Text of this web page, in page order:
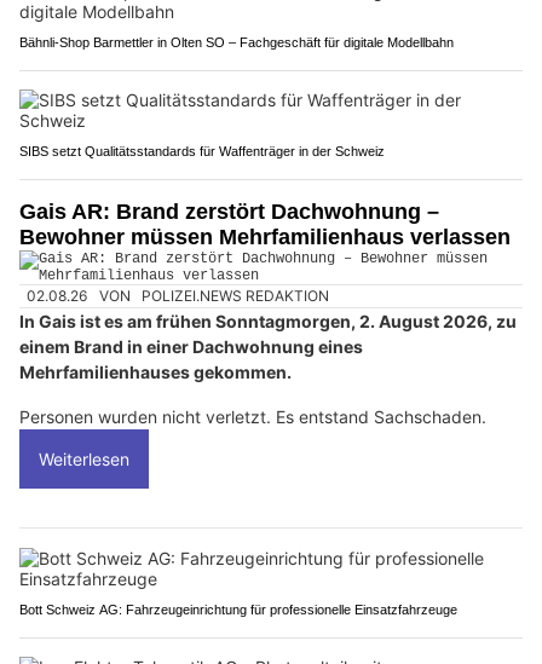
Bähnli-Shop Barmettler in Olten SO – Fachgeschäft für digitale Modellbahn
SIBS setzt Qualitätsstandards für Waffenträger in der Schweiz
Gais AR: Brand zerstört Dachwohnung –
Bewohner müssen Mehrfamilienhaus verlassen
02.08.26 VON POLIZEI.NEWS REDAKTION
In Gais ist es am frühen Sonntagmorgen, 2. August 2026, zu
einem Brand in einer Dachwohnung eines
Mehrfamilienhauses gekommen.
Personen wurden nicht verletzt. Es entstand Sachschaden.
Weiterlesen
Bott Schweiz AG: Fahrzeugeinrichtung für professionelle Einsatzfahrzeuge